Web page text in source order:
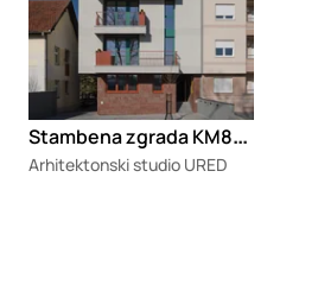
S
tambena zgrada KM88 Acero Rosso
Arhitektonski studio URED